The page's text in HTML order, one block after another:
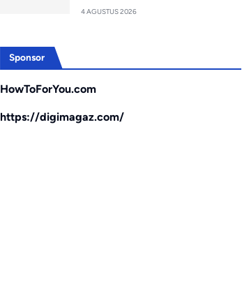
4 AGUSTUS 2026
Sponsor
HowToForYou.com
https://digimagaz.com/